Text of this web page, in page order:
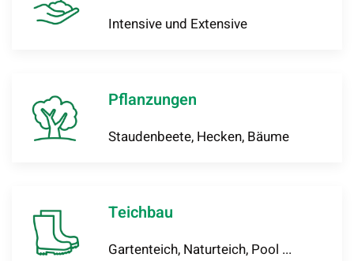
Intensive und Extensive
Pflanzungen
Staudenbeete, Hecken, Bäume
Teichbau
Gartenteich, Naturteich, Pool ...